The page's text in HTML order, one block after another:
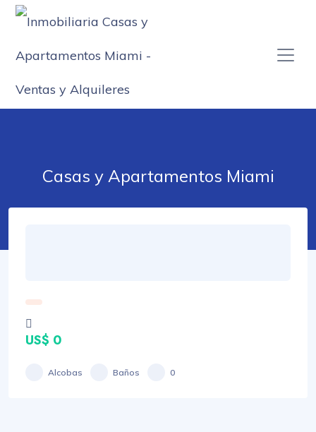
Casas y Apartamentos Miami
US$ 0
Alcobas Baños 0